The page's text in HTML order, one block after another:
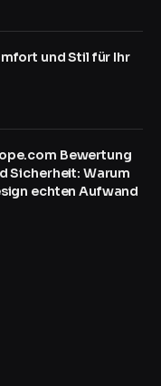
und Stil für Ihr
Bewertung
Sicherheit: Warum
echten Aufwand